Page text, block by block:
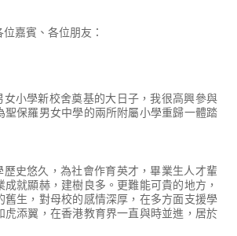
嘉賓、各位朋友：
小學新校舍奠基的大日子，我很高興參與
聖保羅男女中學的兩所附屬小學重歸一體踏
史悠久，為社會作育英才，畢業生人才輩
就顯赫，建樹良多。更難能可貴的地方，
舊生，對母校的感情深厚，在多方面支援學
虎添翼，在香港教育界一直與時並進，居於